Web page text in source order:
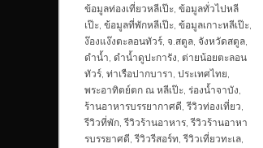
ข้อมูลท่องเที่ยวหลีเป๊ะ, ข้อมูลทั่วไปหลี
เป๊ะ, ข้อมูลที่พักหลีเป๊ะ, ข้อมูลเกาะหลีเป๊ะ,
ง๊องแง๊งตะลอนทัวร์, จ.สตูล, จังหวัดสตูล,
ดำน้ำ, ดำน้ำดูปะการัง, ต่ายน้อยตะลอน
ทัวร์, ท่าเรือปากบารา, ประเทศไทย,
พระอาทิตย์ตก ณ หลีเป๊ะ, ร่องน้ำจาบัง,
ร้านอาหารบรรยากาศดี,รีวิวท่องเที่ยว,
รีวิวที่พัก,รีวิวร้านอาหาร,รีวิวร้านอาหา
รบรรยาศดี,รีวิวรีสอร์ท,รีวิวเที่ยวทะเล,